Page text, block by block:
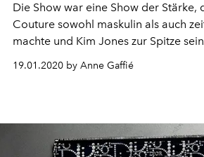
Die Show war eine Show der Stärke,
Couture sowohl maskulin als auch
machte und Kim Jones zur Spitze
19.01.2020 by Anne Gaffié